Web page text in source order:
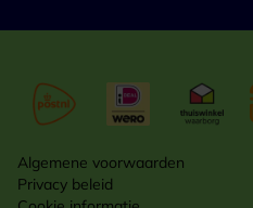
Algemene voorwaarden
Privacy beleid